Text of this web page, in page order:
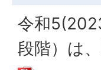
令和
段階）は